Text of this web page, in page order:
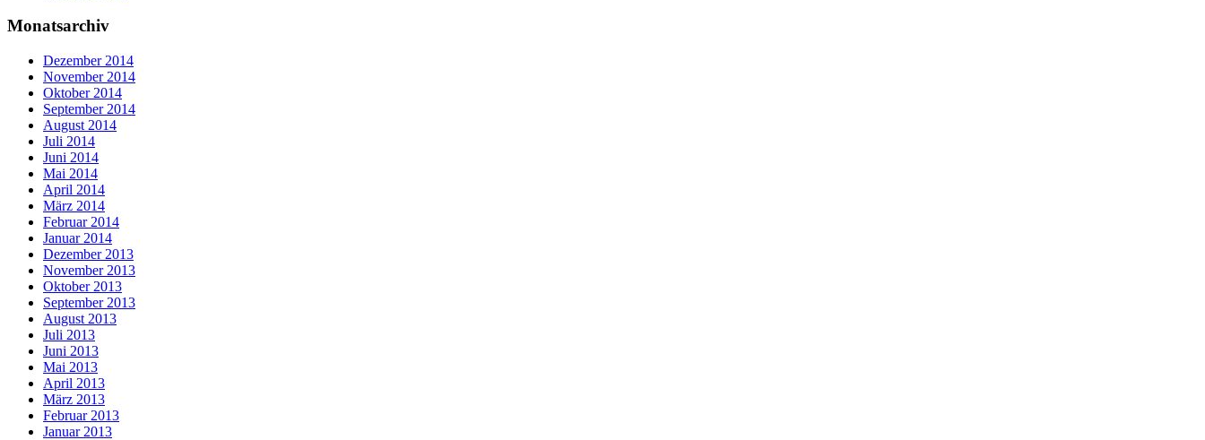
Monatsarchiv
Dezember 2014
November 2014
Oktober 2014
September 2014
August 2014
Juli 2014
Juni 2014
Mai 2014
April 2014
März 2014
Februar 2014
Januar 2014
Dezember 2013
November 2013
Oktober 2013
September 2013
August 2013
Juli 2013
Juni 2013
Mai 2013
April 2013
März 2013
Februar 2013
Januar 2013